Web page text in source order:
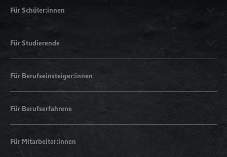
Für Schüler:innen
Für Studierende
Für Berufseinsteiger:innen
Für Berufserfahrene
Für Mitarbeiter:innen